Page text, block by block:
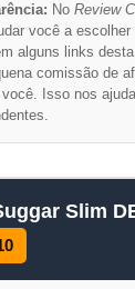
No Review
você a
alguns links
comissão de
Isso nos
Slim